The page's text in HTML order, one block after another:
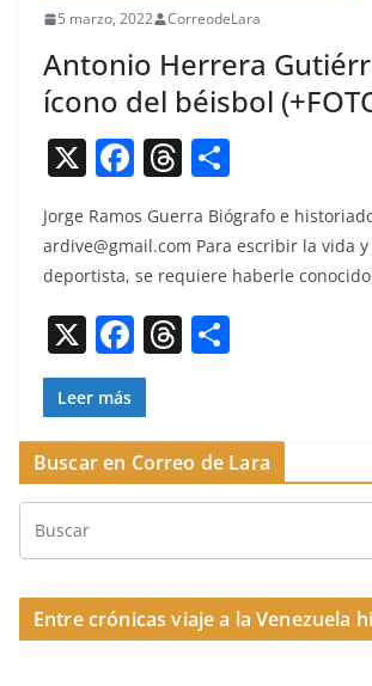
5 marzo, 2022 CorreodeLara
Antonio Herrera
ícono del béisbol
X F
c
e
b
o
o
k
T
re
a
d
s
o
m
p
Jorge Ramos Guer­ra Bió­grafo e
ardive@gmail.com Para escribir la vida
deportista, se requiere haber­le conocido
X F
a
c
e
b
o
k
T
a
d
p
ar
Leer más
Buscar en Correo de Lara
Entre crónicas viaje a la Venezuela